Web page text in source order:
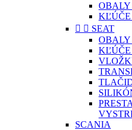
  SEAT
SCANIA